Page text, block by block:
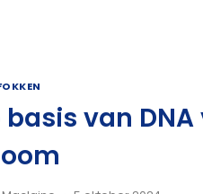
basis van DNA